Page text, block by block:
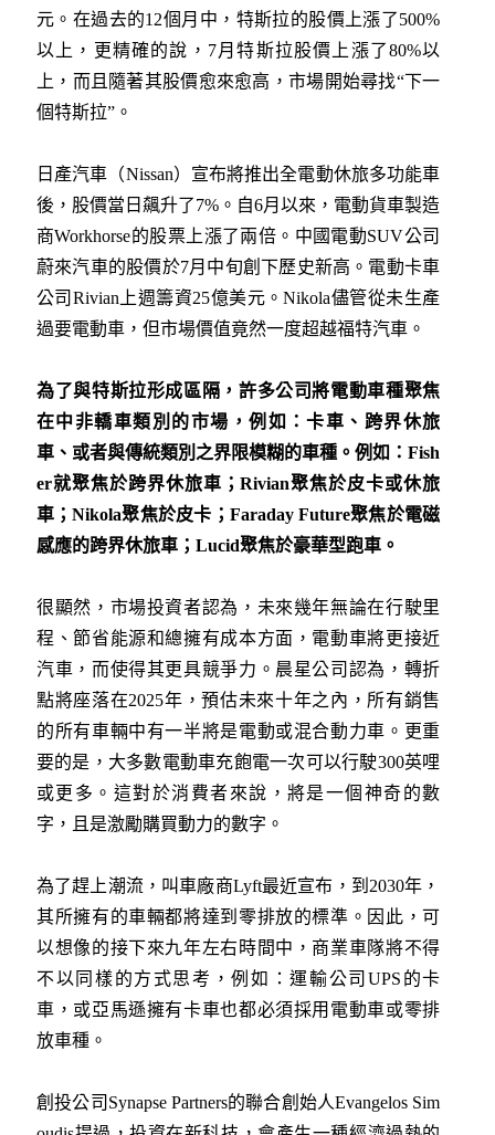
元。在過去的12個月中，特斯拉的股價上漲了500%
以上，更精確的說，7月特斯拉股價上漲了80%以
上，而且隨著其股價愈來愈高，市場開始尋找“下一
個特斯拉”。
日產汽車（Nissan）宣布將推出全電動休旅多功能車
後，股價當日飆升了7%。自6月以來，電動貨車製造
商Workhorse的股票上漲了兩倍。中國電動SUV公司
蔚來汽車的股價於7月中旬創下歷史新高。電動卡車
公司Rivian上週籌資25億美元。Nikola儘管從未生產
過要電動車，但市場價值竟然一度超越福特汽車。
為了與特斯拉形成區隔，許多公司將電動車種聚焦
在中非轎車類別的市場，例如：卡車、 跨界休旅
車、 或者與傳統類別之界限模糊的車種。例如：Fish
er就聚焦於跨界休旅車；Rivian聚焦於皮卡或休旅
車；Nikola聚焦於皮卡； Faraday Future聚焦於電磁
感應的跨界休旅車； Lucid聚焦於豪華型跑車。
很顯然，市場投資者認為，未來幾年無論在行駛里
程、節省能源和總擁有成本方面，電動車將更接近
汽車，而使得其更具競爭力。晨星公司認為，轉折
點將座落在2025年，預估未來十年之內，所有銷售
的所有車輛中有一半將是電動或混合動力車。更重
要的是，大多數電動車充飽電一次可以行駛300英哩
或更多。這對於消費者來說，將是一個神奇的數
字，且是激勵購買動力的數字。
為了趕上潮流，叫車廠商Lyft最近宣布，到2030年，
其所擁有的車輛都將達到零排放的標準。因此，可
以想像的接下來九年左右時間中，商業車隊將不得
不以同樣的方式思考，例如：運輸公司UPS的卡
車，或亞馬遜擁有卡車也都必須採用電動車或零排
放車種。
創投公司Synapse Partners的聯合創始人Evangelos Sim